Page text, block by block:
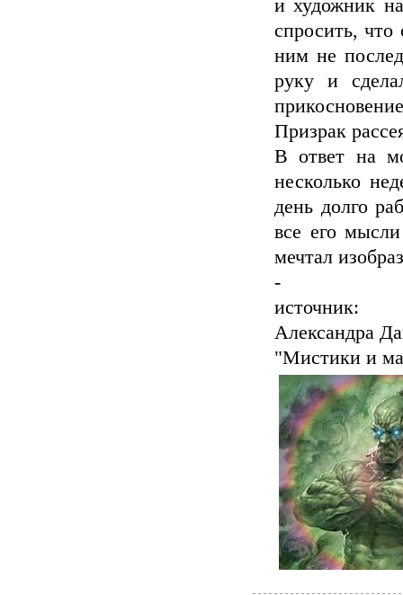
и художник
спросить,
ним не
руку и
Призрак
В ответ на
несколько
день долго
все его
мечтал
-
источник:
Александра
"Мистики и